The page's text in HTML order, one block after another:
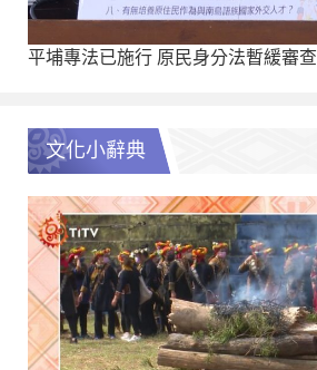
平埔專法已施行 原民身分法暫緩審查
文化小辭典